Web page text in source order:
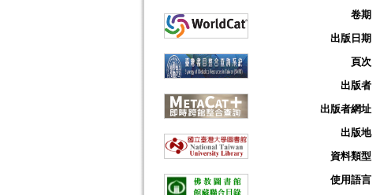
卷期
出版日期
頁次
出版者
出版者網址
出版地
資料類型
使用語言